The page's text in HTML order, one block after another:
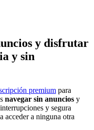
y disfrutar
y sin
premium para
navegar sin anuncios y
y segura
acceder a ninguna otra